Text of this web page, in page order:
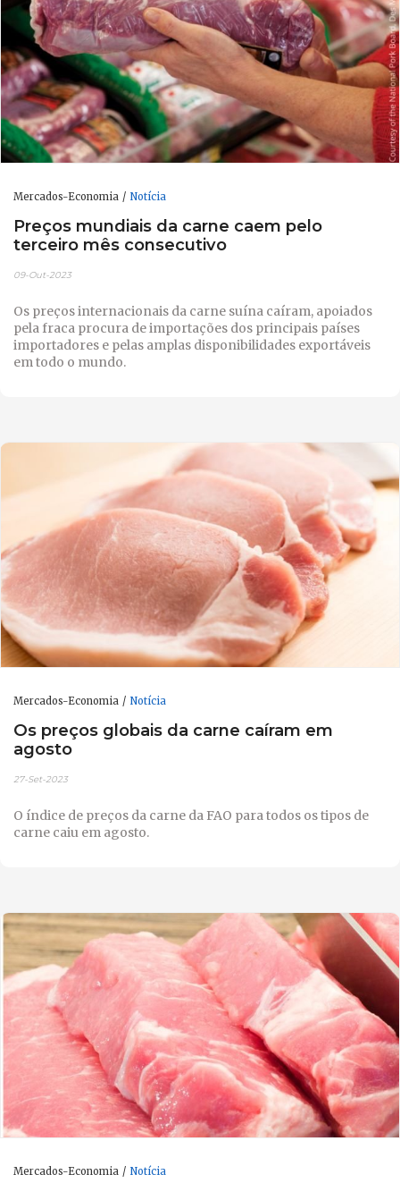
Mercados-Economia Notícia
Preços mundiais da carne caem pelo
terceiro mês consecutivo
09-Out-2023
Os preços internacionais da carne suína caíram, apoiados
pela fraca procura de importações dos principais países
importadores e pelas amplas disponibilidades exportáveis ​​
em todo o mundo.
Mercados-Economia Notícia
Os preços globais da carne caíram em
agosto
27-Set-2023
O índice de preços da carne da FAO para todos os tipos de
carne caiu em agosto.
Mercados-Economia Notícia